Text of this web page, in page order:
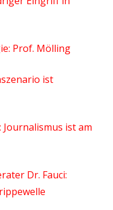
Prof. Mölling
ist
ist am
Dr. Fauci: